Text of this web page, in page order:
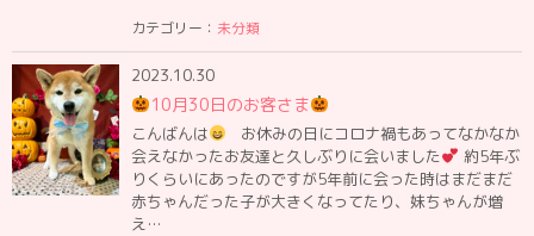
カテゴリー： 未分類
2023.10.30
10月30日のお客さま
こんばんは
お休みの日にコロナ禍もあってなかなか
会えなかったお友達と久しぶりに会いました
約5年ぶ
りくらいにあったのですが5年前に会った時はまだまだ
赤ちゃんだった子が大きくなってたり、妹ちゃんが増
え…